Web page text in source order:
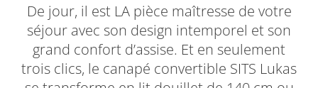
De jour, il est LA pièce maîtresse de votre
séjour avec son design intemporel et son
grand confort d’assise. Et en seulement
trois clics, le canapé convertible SITS Lukas